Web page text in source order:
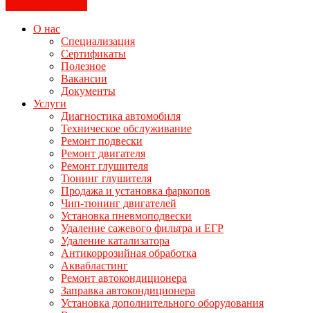
О нас
Специализация
Сертификаты
Полезное
Вакансии
Документы
Услуги
Диагностика автомобиля
Техническое обслуживание
Ремонт подвески
Ремонт двигателя
Ремонт глушителя
Тюнинг глушителя
Продажа и установка фаркопов
Чип-тюнинг двигателей
Установка пневмоподвески
Удаление сажевого фильтра и ЕГР
Удаление катализатора
Антикоррозийная обработка
Аквабластинг
Ремонт автокондиционера
Заправка автокондиционера
Установка дополнительного оборудования